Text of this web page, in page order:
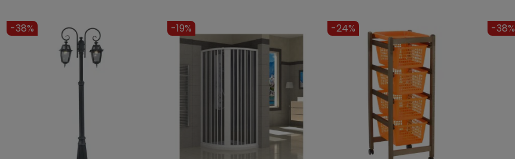
-38% -19% -24% -38%